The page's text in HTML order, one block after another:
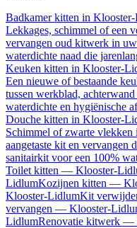
Badkamer kitten in
Lekkages, schimmel of een
vervangen oud kitwerk in
waterdichte naad die
Keuken kitten in Klooster-
Een nieuwe of bestaande
tussen werkblad,
waterdichte en hygiënische
Douche kitten in Klooster-
Schimmel of zwarte
aangetaste kit en vervangen
sanitairkit voor een 100%
Toilet kitten — Klooster-
LidlumKozijnen kitten —
Klooster-LidlumKit
vervangen — Klooster-
LidlumRenovatie kitwerk —